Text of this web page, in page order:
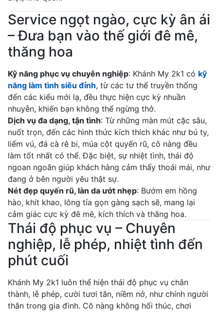
Service ngọt ngào, cực kỳ ân ái
– Đưa bạn vào thế giới đê mê,
thăng hoa
Kỹ năng phục vụ chuyên nghiệp: Khánh My 2k1 có kỹ
năng làm tình siêu đỉnh, từ các tư thế truyền thống
đến các kiểu mới lạ, đều thực hiện cực kỳ nhuần
nhuyễn, khiến bạn không thể ngừng thở.
Dịch vụ đa dạng, tận tình: Từ những màn mút cặc sâu,
nuốt trọn, đến các hình thức kích thích khác như bú ty,
liếm vú, đá cà rê bi, múa cột quyến rũ, cô nàng đều
làm tốt nhất có thể. Đặc biệt, sự nhiệt tình, thái độ
ngoan ngoãn giúp khách hàng cảm thấy thoải mái, như
đang ở bên người yêu thật sự.
Nét đẹp quyến rũ, làn da ướt nhẹp: Bướm em hồng
hào, khít khao, lông tỉa gọn gàng sạch sẽ, mang lại
cảm giác cực kỳ đê mê, kích thích và thăng hoa.
Thái độ phục vụ – Chuyên
nghiệp, lễ phép, nhiệt tình đến
phút cuối
Khánh My 2k1 luôn thể hiện thái độ phục vụ chân
thành, lễ phép, cười tươi tắn, niềm nở, như chính người
thân trong gia đình. Cô nàng không hối thúc, chơi